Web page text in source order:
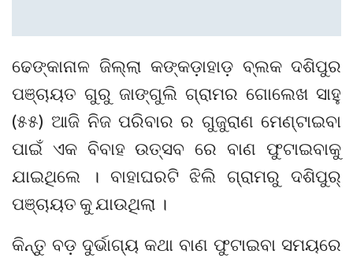
ଢେଙ୍କାନାଳ ଜିଲ୍ଲା କଙ୍କଡ଼ାହାଡ଼ ବ୍ଲକ ଦଶିପୁର
ପଞ୍ଚାୟତ ଗୁରୁ ଜାଙ୍ଗୁଲି ଗ୍ରାମର ଗୋଲେଖ ସାହୁ
(୫୫) ଆଜି ନିଜ ପରିବାର ର ଗୁଜୁରାଣ ମେଣ୍ଟାଇବା
ପାଇଁ ଏକ ବିବାହ ଉତ୍ସବ ରେ ବାଣ ଫୁଟାଇବାକୁ
ଯାଇଥିଲେ । ବାହାଘରଟି ଝିଲି ଗ୍ରାମରୁ ଦଶିପୁର୍
ପଞ୍ଚାୟତ କୁ ଯାଉଥିଲା ।
କିନ୍ତୁ ବଡ଼ ଦୁର୍ଭାଗ୍ୟ କଥା ବାଣ ଫୁଟାଇବା ସମୟରେ